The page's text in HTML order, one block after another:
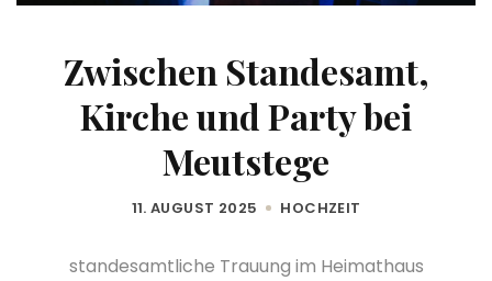
Zwischen Standesamt,
Kirche und Party bei
Meutstege
11. AUGUST 2025 HOCHZEIT
standesamtliche Trauung im Heimathaus